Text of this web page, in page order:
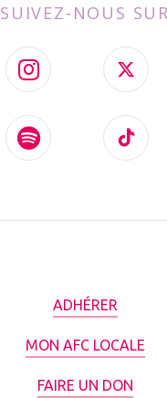
SUIVEZ-NOUS SUR
ADHÉRER
MON AFC LOCALE
FAIRE UN DON